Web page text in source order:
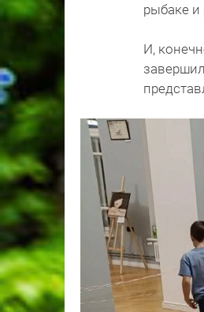
рыбаке
И,